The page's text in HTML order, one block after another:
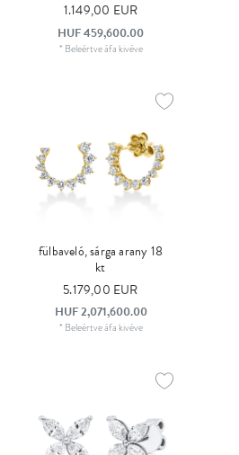
1.149,00 EUR
HUF 459,600.00
* Beleértve áfa kivéve
fülbaveló, sárga arany 18
kt
5.179,00 EUR
HUF 2,071,600.00
* Beleértve áfa kivéve